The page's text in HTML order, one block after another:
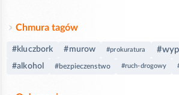
Chmura tagów
#kluczbork #murow #prokuratura
#alkohol
#bezpieczenstwo #ruch-drogowy